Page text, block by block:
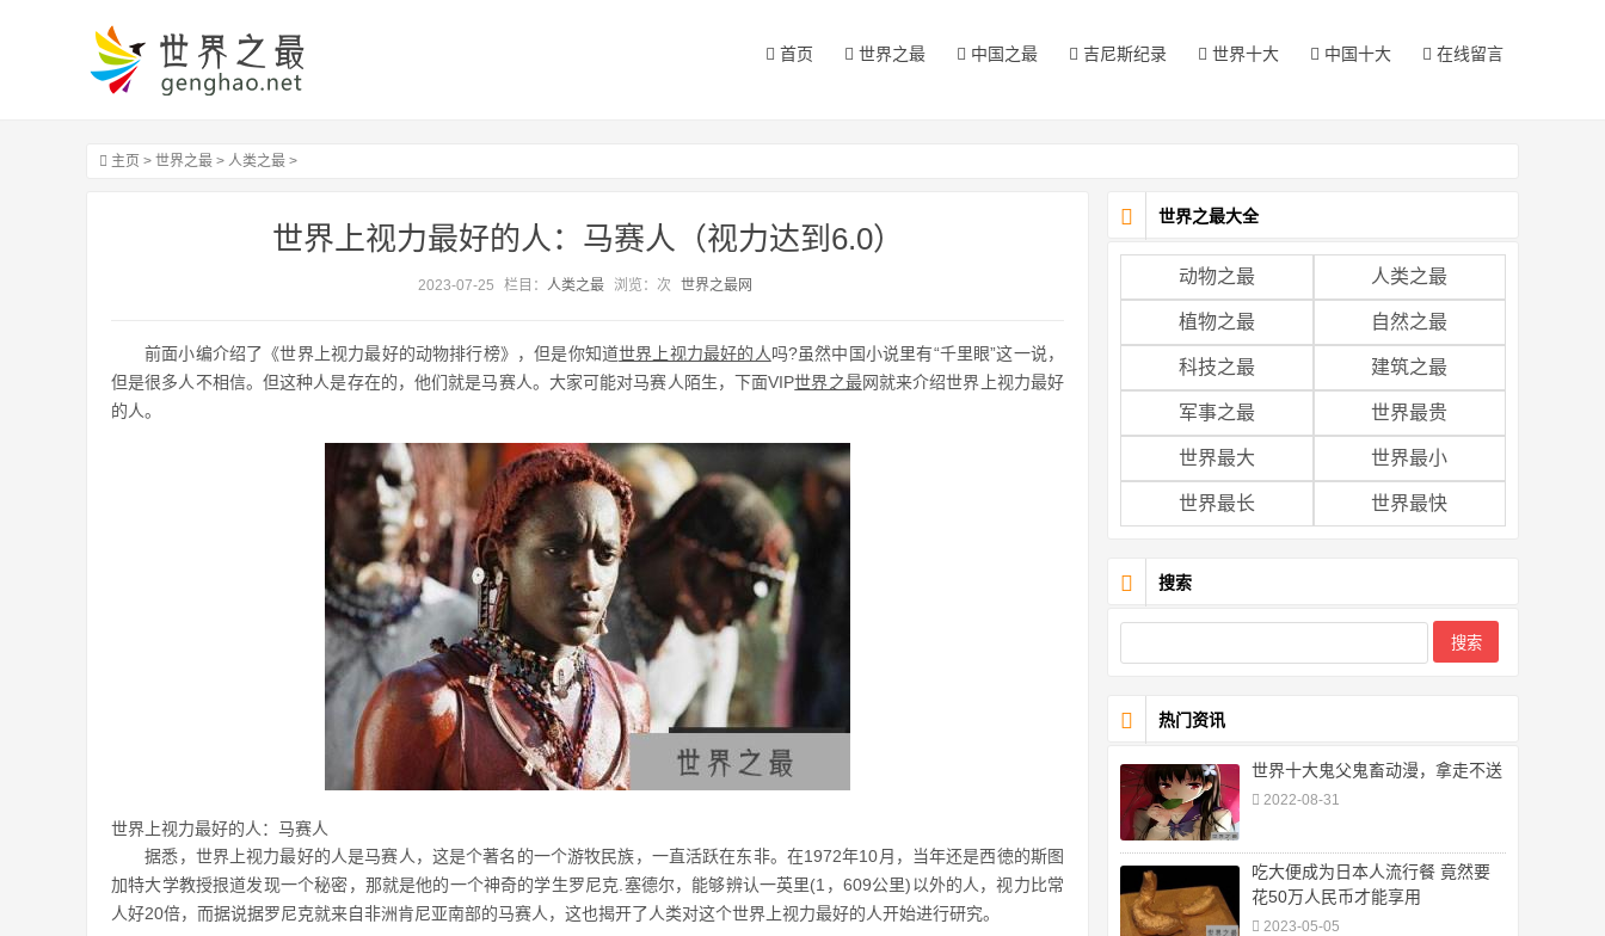
首页 世界之最 中国之最 吉尼斯纪录 世界十大 中国十大 在线留言
主页 > 世界之最 > 人类之最 >
世界上视力最好的人：马赛人（视力达到6.0）
2023-07-25 栏目： 人类之最 浏览： 次 世界之最网
前面小编介绍了《世界上视力最好的动物排行榜》，但是你知道世界上视力最好的人吗?虽然中国小说里有“千里眼”这一说，
但是很多人不相信。但这种人是存在的，他们就是马赛人。大家可能对马赛人陌生，下面VIP世界之最网就来介绍世界上视力最好
的人。
世界上视力最好的人：马赛人
据悉，世界上视力最好的人是马赛人，这是个著名的一个游牧民族，一直活跃在东非。在1972年10月，当年还是西徳的斯图
加特大学教授拫道发现一个秘密，那就是他的一个神奇的学生罗尼克.塞德尔，能够辨认一英里(1，609公里)以外的人，视力比常
人好20倍，而据说据罗尼克就来自非洲肯尼亚南部的马赛人，这也揭开了人类对这个世界上视力最好的人开始进行研究。
世界之最大全
动物之最 人类之最
植物之最 自然之最
科技之最 建筑之最
军事之最 世界最贵
世界最大 世界最小
世界最长 世界最快
搜索
热门资讯
世界十大鬼父鬼畜动漫，拿走不送
2022-08-31
吃大便成为日本人流行餐 竟然要
花50万人民币才能享用
2023-05-05